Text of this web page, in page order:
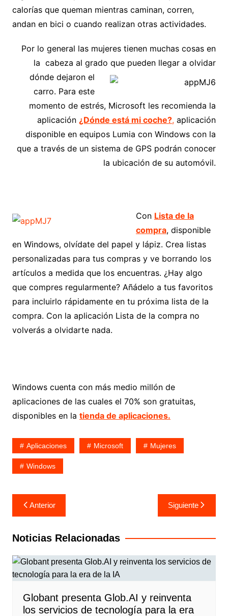
calorías que queman mientras caminan, corren,
andan en bici o cuando realizan otras actividades.
Por lo general las mujeres tienen muchas cosas en
la cabeza al grado que pueden llegar a olvidar
dónde dejaron el
carro. Para este
momento de estrés, Microsoft les recomienda la
aplicación¿Dónde está mi coche?, aplicación
disponible en equipos Lumia con Windows con la
que a través de un sistema de GPS podrán conocer
la ubicación de su automóvil.
Con Lista de la
compra, disponible
en Windows, olvídate del papel y lápiz. Crea listas
personalizadas para tus compras y ve borrando los
artículos a medida que los encuentras. ¿Hay algo
que compres regularmente? Añádelo a tus favoritos
para incluirlo rápidamente en tu próxima lista de la
compra. Con la aplicación Lista de la compra no
volverás a olvidarte nada.
Windows cuenta con más medio millón de
aplicaciones de las cuales el 70% son gratuitas,
disponibles en la tienda de aplicaciones.
Aplicaciones Microsoft Mujeres
Windows
Navegación
de
entradas
Anterior Siguiente
Noticias Relacionadas
Globant presenta Glob.AI y reinventa
los servicios de tecnología para la era